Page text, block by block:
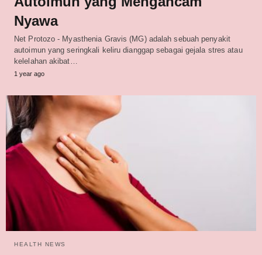
Nyawa
Net Protozo - Myasthenia Gravis (MG) adalah sebuah penyakit
autoimun yang seringkali keliru dianggap sebagai gejala stres atau
kelelahan akibat…
1 year ago
HEALTH NEWS